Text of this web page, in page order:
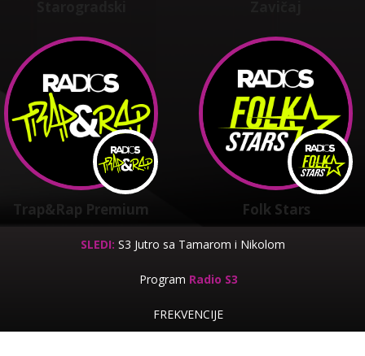
Trap&Rap Premium Folk Stars
SLEDI: S3 Jutro sa Tamarom i Nikolom
Program Radio S3
FREKVENCIJE